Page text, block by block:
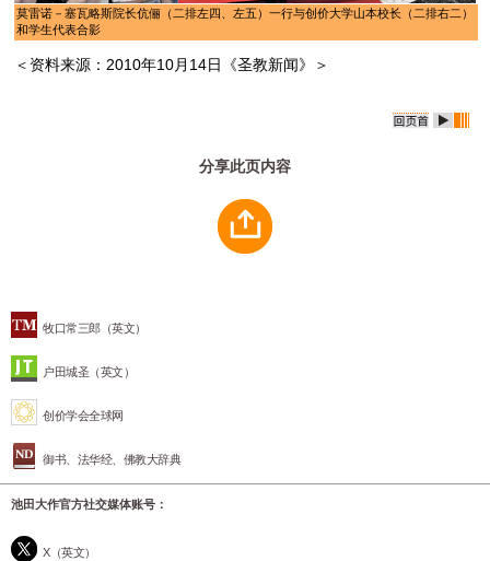
牧口常三郎（英文）
户田城圣（英文）
创价学会全球网
御书、法华经、佛教大辞典
池田大作官方社交媒体账号：
X（英文）
莫雷诺－塞瓦略斯院长伉俪（二排左四、左五）一行与创价大学山本校长（二排右二）
和学生代表合影
＜资料来源：2010年10月14日《圣教新闻》＞
分享此页内容